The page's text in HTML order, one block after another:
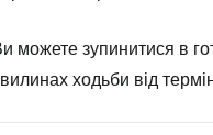
можете зупинитися в
ходьби від